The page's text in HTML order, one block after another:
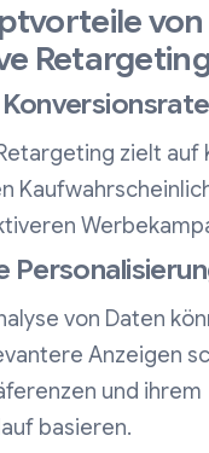
von
zielt auf
von Daten
Anzeigen
und ihrem
basieren.